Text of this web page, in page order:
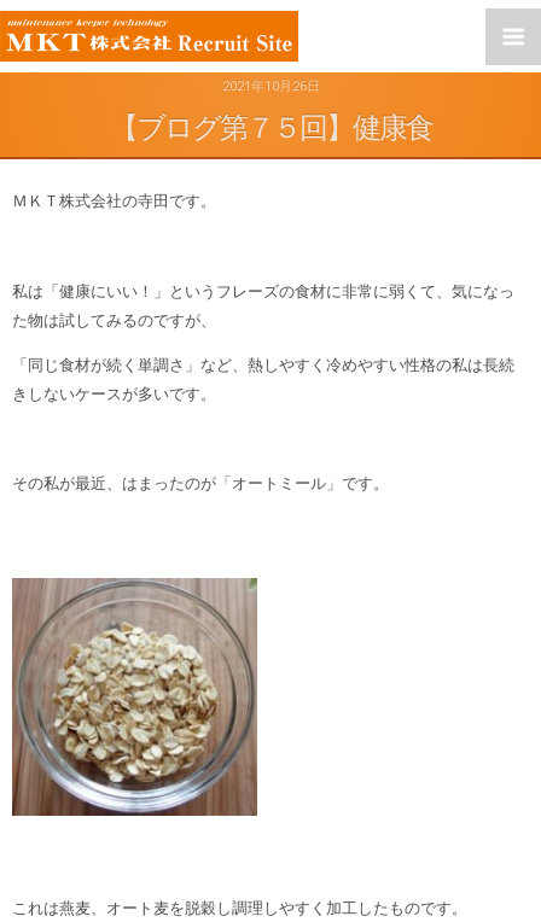
2021年10月26日
【ブログ第７５回】健康食
ＭＫＴ株式会社の寺田です。
私は「健康にいい！」というフレーズの食材に非常に弱くて、気になっ
た物は試してみるのですが、
「同じ食材が続く単調さ」など、熱しやすく冷めやすい性格の私は長続
きしないケースが多いです。
その私が最近、はまったのが「オートミール」です。
これは燕麦、オート麦を脱穀し調理しやすく加工したものです。